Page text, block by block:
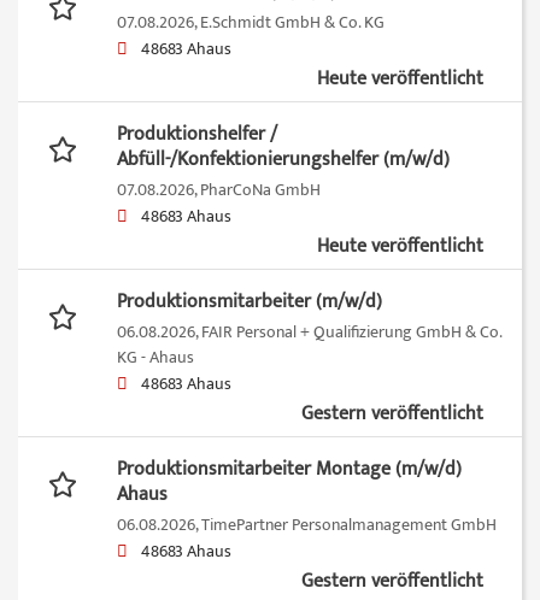
07.08.2026,E.Schmidt GmbH & Co. KG
48683 Ahaus
Heute veröffentlicht
Produktionshelfer /
Abfüll-/Konfektionierungshelfer (m/w/d)
07.08.2026,PharCoNa GmbH
48683 Ahaus
Heute veröffentlicht
Produktionsmitarbeiter (m/w/d)
06.08.2026,FAIR Personal + Qualifizierung GmbH & Co.
KG - Ahaus
48683 Ahaus
Gestern veröffentlicht
Produktionsmitarbeiter Montage (m/w/d)
Ahaus
06.08.2026,TimePartner Personalmanagement GmbH
48683 Ahaus
Gestern veröffentlicht